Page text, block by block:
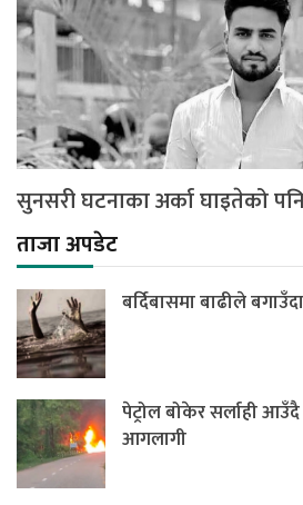
सुनसरी घटनाका अर्का घाइतेको
ताजा अपडेट
बर्दिबासमा बाढीले
पेट्रोल बोकेर सर्लाही
आगलागी